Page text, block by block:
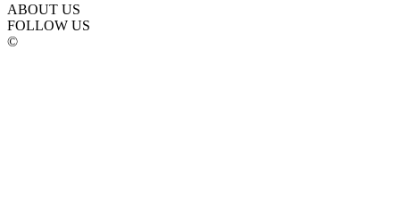
ABOUT US
FOLLOW US
©